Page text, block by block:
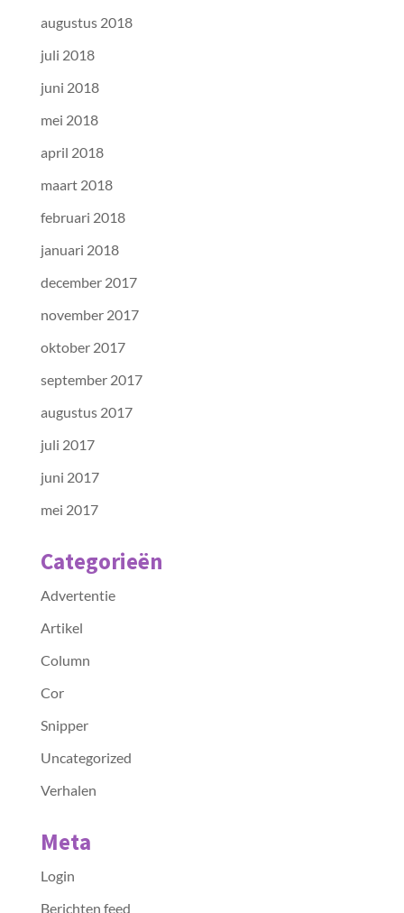
augustus 2018
juli 2018
juni 2018
mei 2018
april 2018
maart 2018
februari 2018
januari 2018
december 2017
november 2017
oktober 2017
september 2017
augustus 2017
juli 2017
juni 2017
mei 2017
Categorieën
Advertentie
Artikel
Column
Cor
Snipper
Uncategorized
Verhalen
Meta
Login
Berichten feed